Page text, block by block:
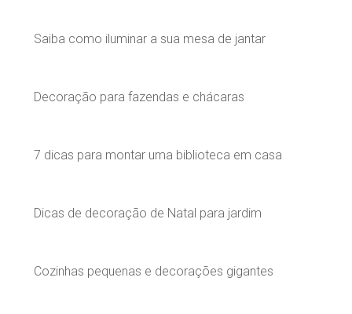
Saiba como iluminar a sua mesa de jantar
Decoração para fazendas e chácaras
7 dicas para montar uma biblioteca em casa
Dicas de decoração de Natal para jardim
Cozinhas pequenas e decorações gigantes